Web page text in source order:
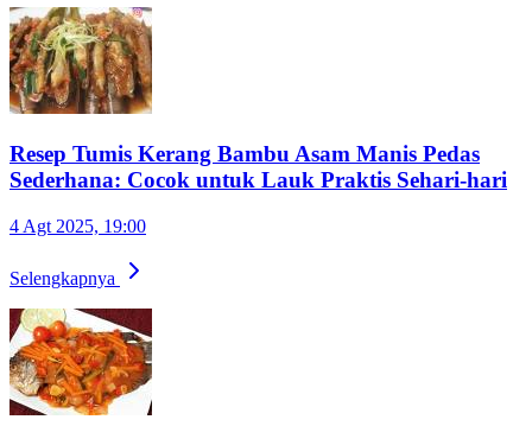
Resep Tumis Kerang Bambu Asam Manis Pedas
Sederhana: Cocok untuk Lauk Praktis Sehari-hari
4 Agt 2025, 19:00
Selengkapnya